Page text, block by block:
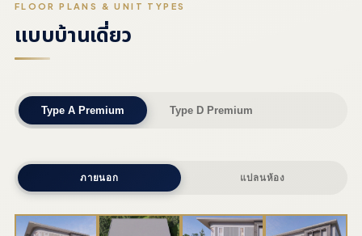
FLOOR PLANS & UNIT TYPES
แบบบ้านเดี่ยว
Type A Premium Type D Premium
ภายนอก แปลนห้อง